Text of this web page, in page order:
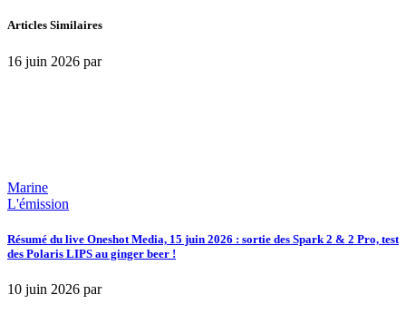
Articles Similaires
16 juin 2026 par
Marine
L'émission
Résumé du live Oneshot Media, 15 juin 2026 : sortie des Spark 2 & 2 Pro, test
des Polaris LIPS au ginger beer !
10 juin 2026 par